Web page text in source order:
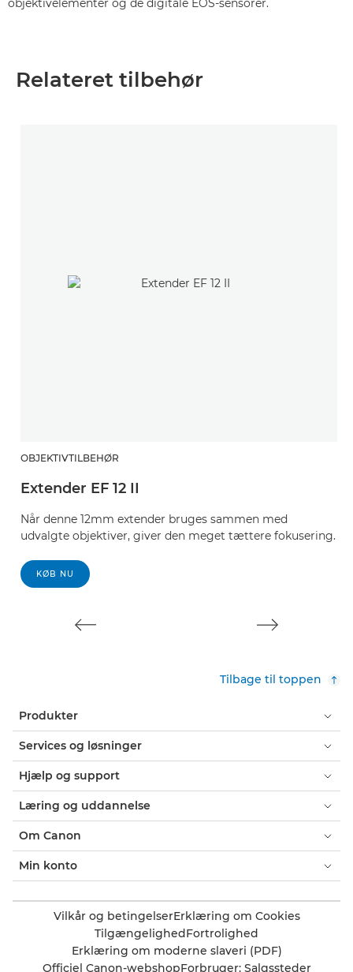
objektivelementer og de digitale EOS-sensorer.
Relateret tilbehør
OBJEKTIVTILBEHØR
Extender EF 12 II
Når denne 12mm extender bruges sammen med
udvalgte objektiver, giver den meget tættere fokusering.
KØB NU
Tilbage til toppen
Produkter
Services og løsninger
Hjælp og support
Læring og uddannelse
Om Canon
Min konto
Vilkår og betingelserErklæring om Cookies
TilgængelighedFortrolighed
Erklæring om moderne slaveri (PDF)
Officiel Canon-webshopForbruger: Salgssteder